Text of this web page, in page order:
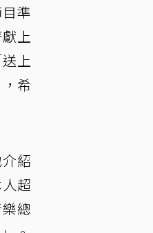
準
上
上
希
紹
超
總